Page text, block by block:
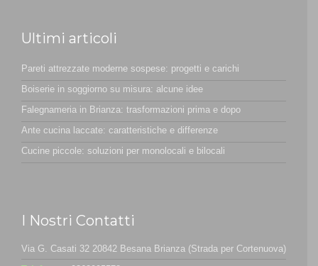
Ultimi articoli
Pareti attrezzate moderne sospese: progetti e carichi
Boiserie in soggiorno su misura: alcune idee
Falegnameria in Brianza: trasformazioni prima e dopo
Ante cucina laccate: caratteristiche e differenze
Cucine piccole: soluzioni per monolocali e bilocali
I Nostri Contatti
Via G. Casati 32 20842 Besana Brianza (Strada per Cortenuova)